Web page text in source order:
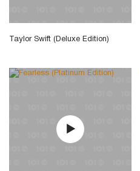
Taylor Swift (Deluxe Edition)